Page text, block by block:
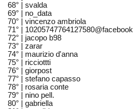
68° | svalda
69° | no_data
70° | vincenzo ambriola
71° | 10205747764127580@facebook
72° | jacopo b98
73° | zarar
74° | maurizio d'anna
75° | ricciottti
76° | giorpost
77° | stefano capasso
78° | rosaria conte
79° | nino pell.
80° | gabriella